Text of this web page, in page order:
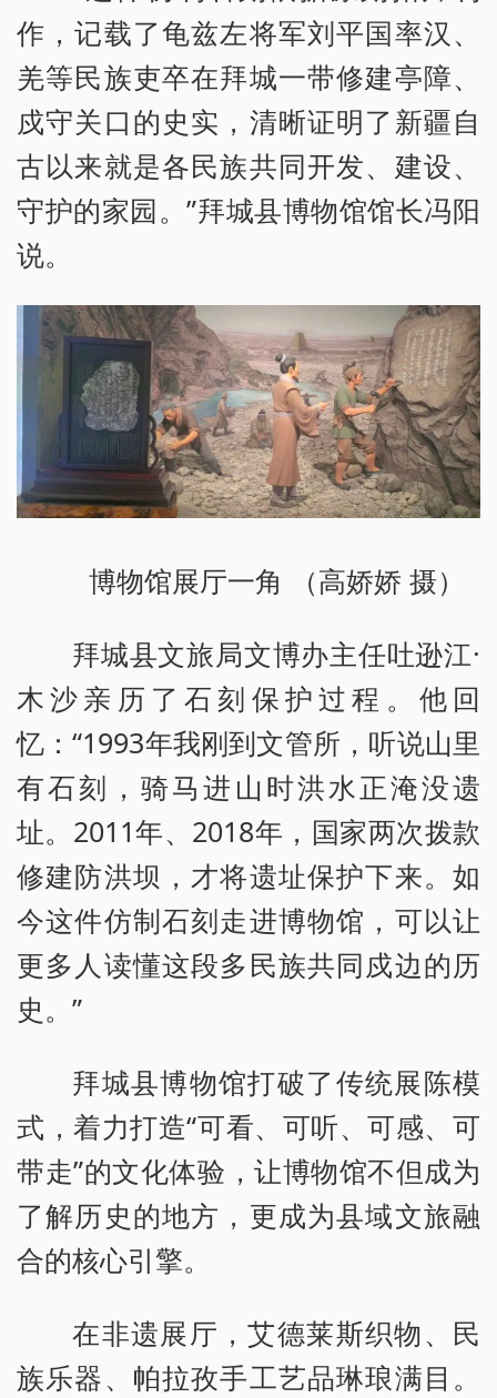
作，记载了龟兹左将军刘平国率汉、
羌等民族吏卒在拜城一带修建亭障、
戍守关口的史实，清晰证明了新疆自
古以来就是各民族共同开发、建设、
守护的家园。”拜城县博物馆馆长冯阳
说。
博物馆展厅一角 （高娇娇 摄）
拜城县文旅局文博办主任吐逊江·
木沙亲历了石刻保护过程。他回
忆：“1993年我刚到文管所，听说山里
有石刻，骑马进山时洪水正淹没遗
址。2011年、2018年，国家两次拨款
修建防洪坝，才将遗址保护下来。如
今这件仿制石刻走进博物馆，可以让
更多人读懂这段多民族共同戍边的历
史。”
拜城县博物馆打破了传统展陈模
式，着力打造“可看、可听、可感、可
带走”的文化体验，让博物馆不但成为
了解历史的地方，更成为县域文旅融
合的核心引擎。
在非遗展厅，艾德莱斯织物、民
族乐器、帕拉孜手工艺品琳琅满目。